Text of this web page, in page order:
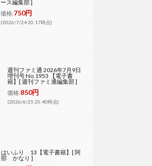
ース編集部 ]
価格:750円
(2026/7/24 20:17時点)
週刊ファミ通 2026年7月9日
増刊号 No.1953 【電子書
籍】[ 週刊ファミ通編集部 ]
価格:850円
(2026/6/25 20:40時点)
はいふり 13【電子書籍】[ 阿
部 かなり ]